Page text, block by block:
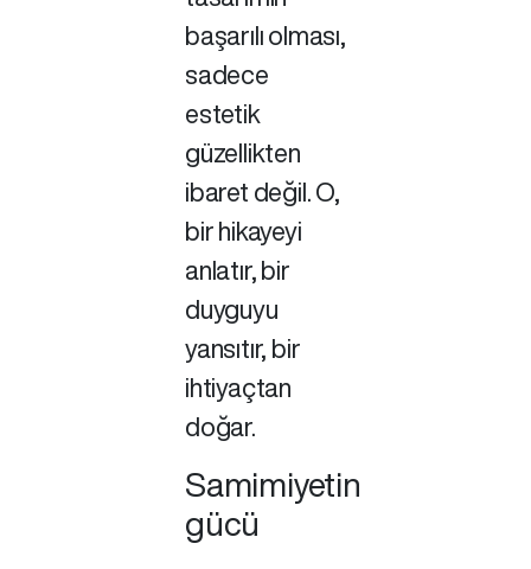
başarılı olması,
sadece
estetik
güzellikten
ibaret değil. O,
bir hikayeyi
anlatır, bir
duyguyu
yansıtır, bir
ihtiyaçtan
doğar.
Samimiyetin
gücü